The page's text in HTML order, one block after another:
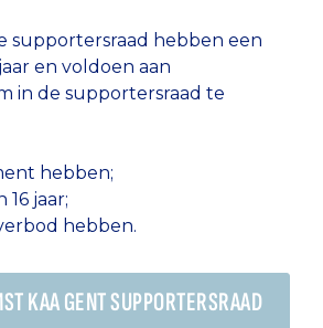
supportersraad hebben een
en voldoen aan
in de supportersraad te
hebben;
jaar;
hebben.
KAA GENT SUPPORTERSRAAD